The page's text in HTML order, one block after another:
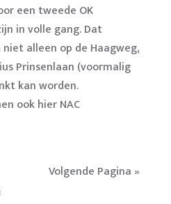
een tweede OK
in volle gang. Dat
alleen op de Haagweg,
Prinsenlaan (voormalig
kan worden.
ook hier NAC
Volgende Pagina »